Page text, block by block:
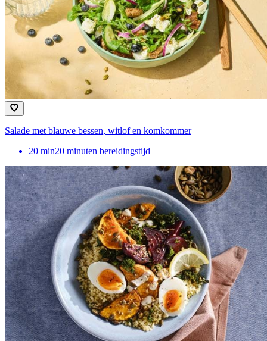
Salade met blauwe bessen, witlof en komkommer
20 min20 minuten bereidingstijd